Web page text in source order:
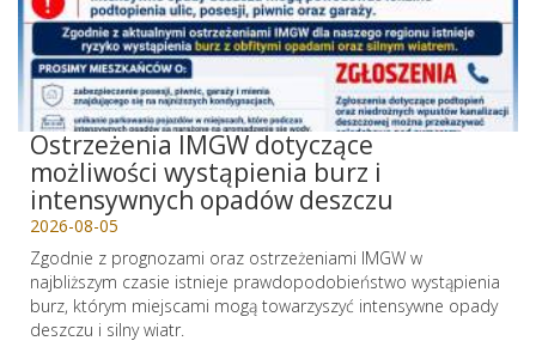
Ostrzeżenia IMGW dotyczące
możliwości wystąpienia burz i
intensywnych opadów deszczu
2026-08-05
Zgodnie z prognozami oraz ostrzeżeniami IMGW w
najbliższym czasie istnieje prawdopodobieństwo wystąpienia
burz, którym miejscami mogą towarzyszyć intensywne opady
deszczu i silny wiatr.